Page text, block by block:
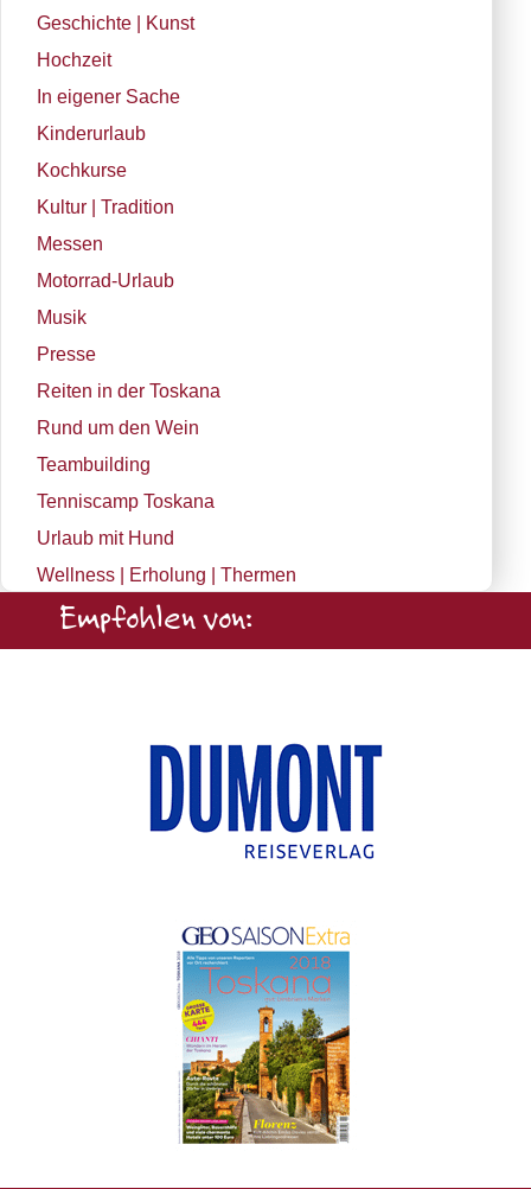
Geschichte | Kunst
Hochzeit
In eigener Sache
Kinderurlaub
Kochkurse
Kultur | Tradition
Messen
Motorrad-Urlaub
Musik
Presse
Reiten in der Toskana
Rund um den Wein
Teambuilding
Tenniscamp Toskana
Urlaub mit Hund
Wellness | Erholung | Thermen
Empfohlen von: